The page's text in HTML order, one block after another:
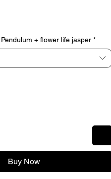
+ flower life jasper *
Buy Now